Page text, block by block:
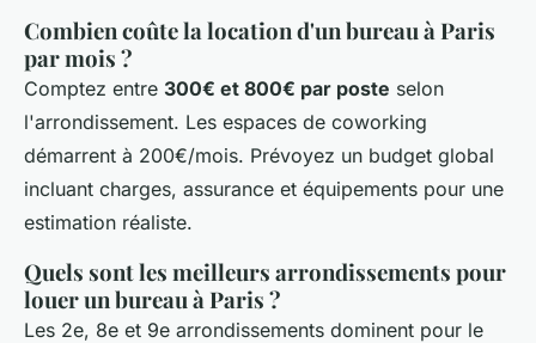
Combien coûte la location d'un bureau à Paris
par mois ?
Comptez entre 300€ et 800€ par poste selon
l'arrondissement. Les espaces de coworking
démarrent à 200€/mois. Prévoyez un budget global
incluant charges, assurance et équipements pour une
estimation réaliste.
Quels sont les meilleurs arrondissements pour
louer un bureau à Paris ?
Les 2e, 8e et 9e arrondissements dominent pour le